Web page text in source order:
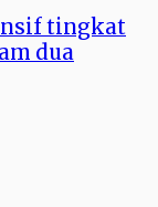
tingkat
dua